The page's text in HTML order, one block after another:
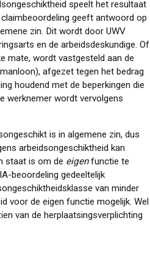
speelt het resultaat
geeft antwoord op
zin. Dit wordt door UWV
en de arbeidsdeskundige. Of
mate, wordt vastgesteld aan de
afgezet tegen het bedrag
houdend met de beperkingen die
werknemer wordt vervolgens
is in algemene zin, dus
arbeidsongeschiktheid kan
staat is om de eigenfunctie te
beoordeling gedeeltelijk
van minder
voor de eigen functie mogelijk. Wel
van de herplaatsingsverplichting